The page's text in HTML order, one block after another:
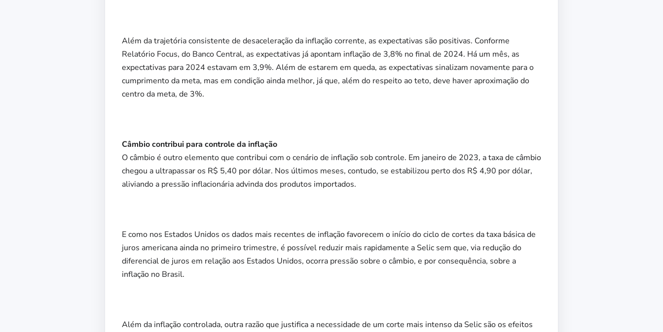
Além da trajetória consistente de desaceleração da inflação corrente, as expectativas são positivas. Conforme
Relatório Focus, do Banco Central, as expectativas já apontam inflação de 3,8% no final de 2024. Há um mês, as
expectativas para 2024 estavam em 3,9%. Além de estarem em queda, as expectativas sinalizam novamente para o
cumprimento da meta, mas em condição ainda melhor, já que, além do respeito ao teto, deve haver aproximação do
centro da meta, de 3%.
Câmbio contribui para controle da inflação
O câmbio é outro elemento que contribui com o cenário de inflação sob controle. Em janeiro de 2023, a taxa de câmbio
chegou a ultrapassar os R$ 5,40 por dólar. Nos últimos meses, contudo, se estabilizou perto dos R$ 4,90 por dólar,
aliviando a pressão inflacionária advinda dos produtos importados.
E como nos Estados Unidos os dados mais recentes de inflação favorecem o início do ciclo de cortes da taxa básica de
juros americana ainda no primeiro trimestre, é possível reduzir mais rapidamente a Selic sem que, via redução do
diferencial de juros em relação aos Estados Unidos, ocorra pressão sobre o câmbio, e por consequência, sobre a
inflação no Brasil.
Além da inflação controlada, outra razão que justifica a necessidade de um corte mais intenso da Selic são os efeitos